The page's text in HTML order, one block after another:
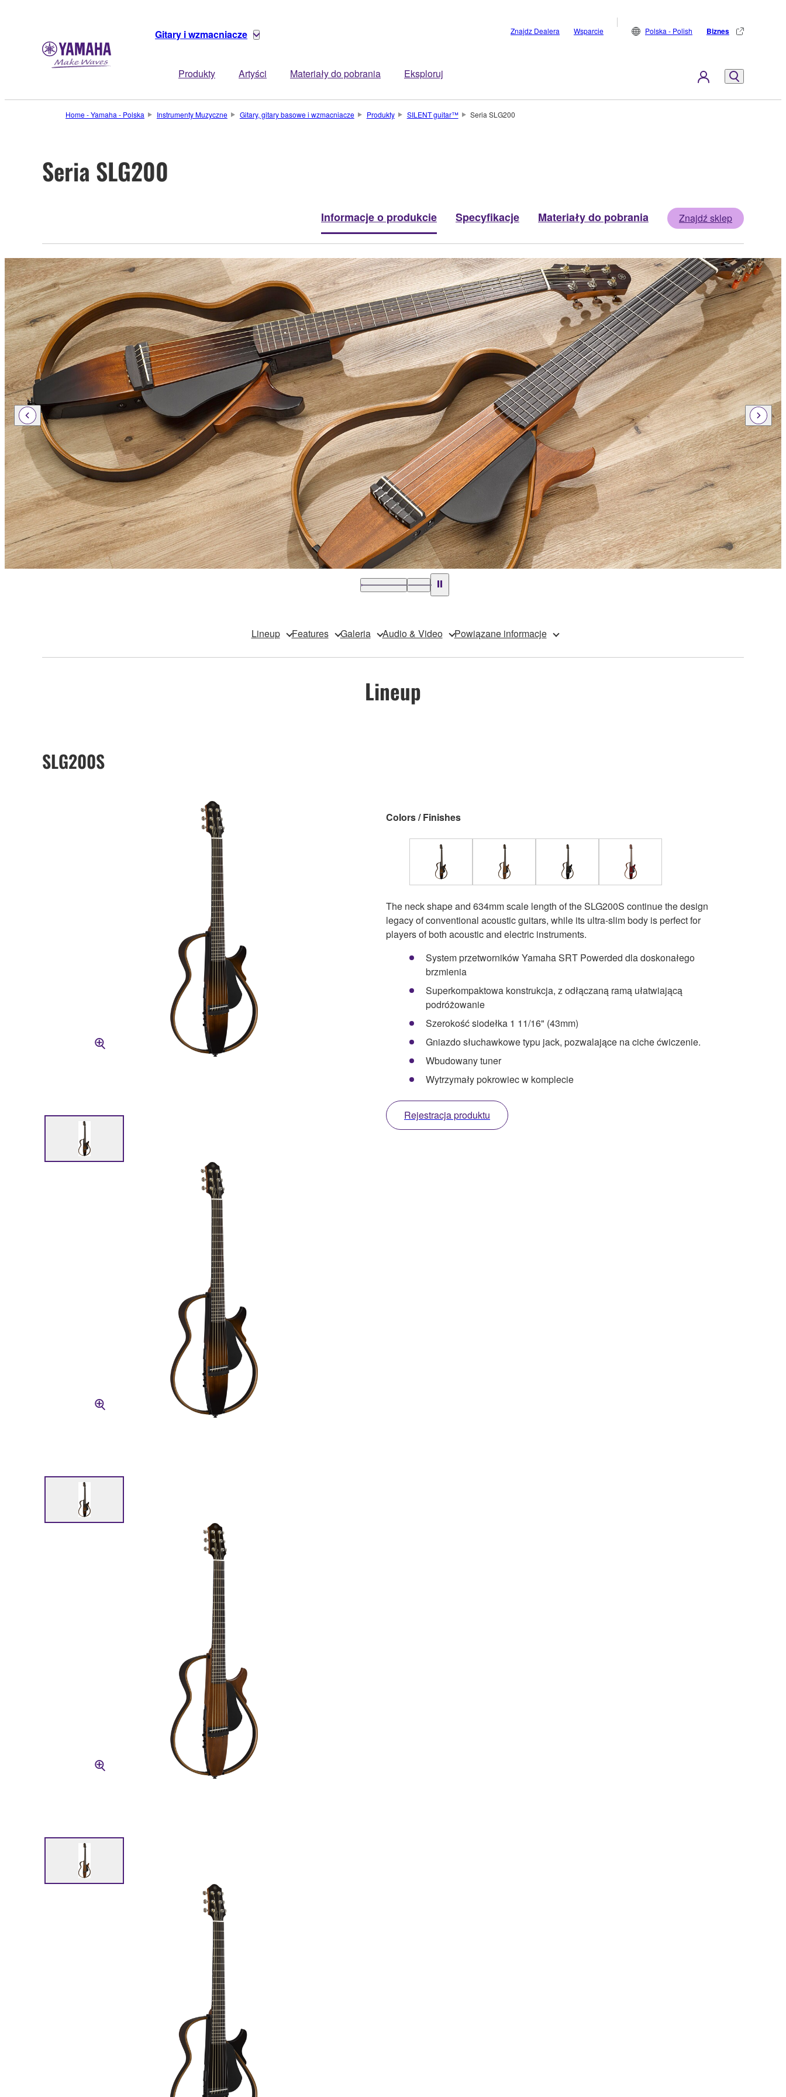
Gitary i wzmacniacze
Produkty Artyści Materiały do pobrania Eksploruj
Znajdz Dealera Wsparcie Polska - Polish Biznes
Home - Yamaha - Polska Instrumenty Muzyczne Gitary, gitary basowe i wzmacniacze Produkty SILENT guitar™ Seria SLG200
Seria SLG200
Informacje o produkcie Specyfikacje Materiały do pobrania Znajdź sklep
Lineup Features Galeria Audio & Video Powiązane informacje
Lineup
SLG200S
Colors / Finishes
The neck shape and 634mm scale length of the SLG200S continue the design
legacy of conventional acoustic guitars, while its ultra-slim body is perfect for
players of both acoustic and electric instruments.
System przetworników Yamaha SRT Powerded dla doskonałego
brzmienia
Superkompaktowa konstrukcja, z odłączaną ramą ułatwiającą
podróżowanie
Szerokość siodełka 1 11/16" (43mm)
Gniazdo słuchawkowe typu jack, pozwalające na ciche ćwiczenie.
Wbudowany tuner
Wytrzymały pokrowiec w komplecie
Rejestracja produktu